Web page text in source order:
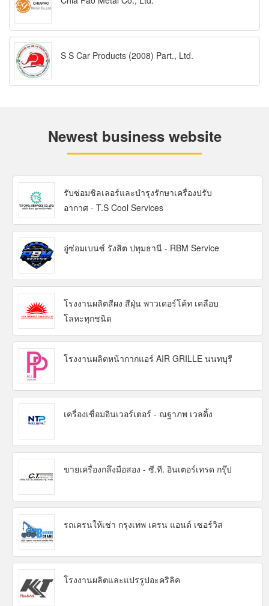
S S Car Products (2008) Part., Ltd.
Newest business website
รับซ่อมชิลเลอร์และบำรุงรักษาเครื่องปรับ
อากาศ - T.S Cool Services
อู่ซ่อมเบนซ์ รังสิต ปทุมธานี - RBM Service
โรงงานผลิตสีผง สีฝุ่น พาวเดอร์โค้ท เคลือบ
โลหะทุกชนิด
โรงงานผลิตหน้ากากแอร์ AIR GRILLE นนทบุรี
เครื่องเชื่อมอินเวอร์เตอร์ - ณฐาภพ เวลดิ้ง
ขายเครื่องกลึงมือสอง - ซี.ที. อินเตอร์เทรด กรุ๊ป
รถเครนให้เช่า กรุงเทพ เครน แอนด์ เซอร์วิส
โรงงานผลิตและแปรรูปอะคริลิค